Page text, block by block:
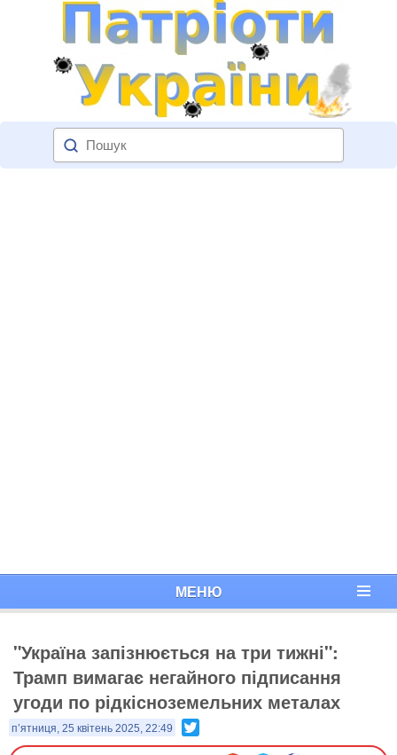
МЕНЮ
"Україна запізнюється на три тижні":
Трамп вимагає негайного підписання
угоди по рідкісноземельних металах
п’ятниця, 25 квітень 2025, 22:49